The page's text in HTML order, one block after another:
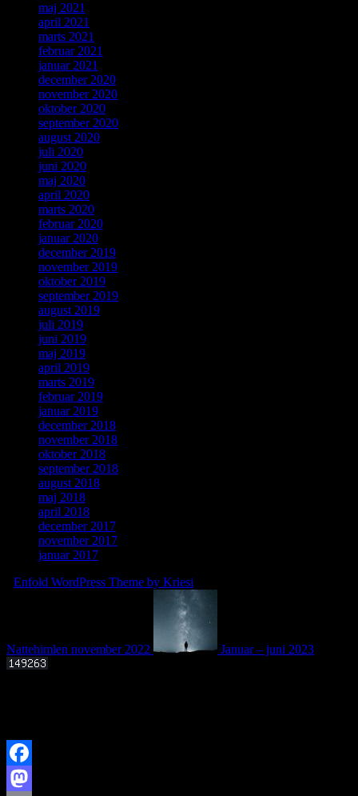
maj 2021
april 2021
marts 2021
februar 2021
januar 2021
december 2020
november 2020
oktober 2020
september 2020
august 2020
juli 2020
juni 2020
maj 2020
april 2020
marts 2020
februar 2020
januar 2020
december 2019
november 2019
oktober 2019
september 2019
august 2019
juli 2019
juni 2019
maj 2019
april 2019
marts 2019
februar 2019
januar 2019
december 2018
november 2018
oktober 2018
september 2018
august 2018
maj 2018
april 2018
december 2017
november 2017
januar 2017
Enfold WordPress Theme by Kriesi
Nattehimlen november 2022 Januar – juni 2023
Facebook